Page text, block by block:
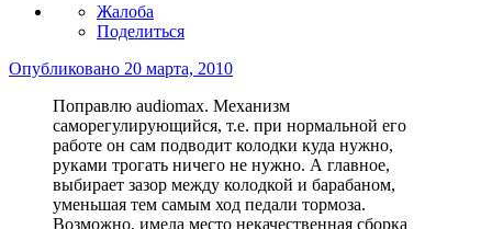
Жалоба
Поделиться
Опубликовано 20 марта, 2010
Поправлю audiomax. Механизм
саморегулирующийся, т.е. при нормальной его
работе он сам подводит колодки куда нужно,
руками трогать ничего не нужно. А главное,
выбирает зазор между колодкой и барабаном,
уменьшая тем самым ход педали тормоза.
Возможно, имела место некачественная сборка